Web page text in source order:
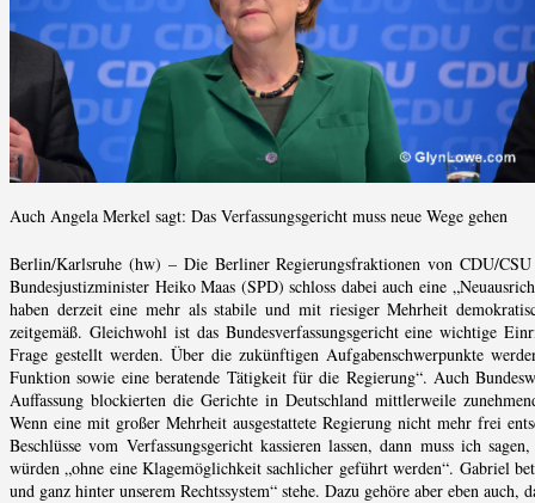
Auch Angela Merkel sagt: Das Verfassungsgericht muss neue Wege gehen
Berlin/Karlsruhe (hw) – Die Berliner Regierungsfraktionen von CDU/CSU
Bundesjustizminister Heiko Maas (SPD) schloss dabei auch eine
haben derzeit eine mehr als stabile und mit riesiger Mehrheit
zeitgemäß. Gleichwohl ist das Bundesverfassungsgericht eine wichtige
Frage gestellt werden. Über die zukünftigen Aufgabenschwerpunkte
Funktion sowie eine beratende Tätigkeit für die Regierung“. Auch
Auffassung blockierten die Gerichte in Deutschland mittlerweile
Wenn eine mit großer Mehrheit ausgestattete Regierung nicht mehr frei
Beschlüsse vom Verfassungsgericht kassieren lassen, dann muss ich
würden „ohne eine Klagemöglichkeit sachlicher geführt werden“. Gabriel
und ganz hinter unserem Rechtssystem“ stehe. Dazu gehöre aber eben auch,